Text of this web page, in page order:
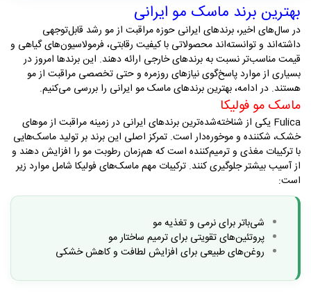
بهترین برند ماسک مو ایرانی
در سال‌های اخیر، برندهای ایرانی حوزه مراقبت از مو رشد قابل‌توجهی
داشته‌اند و توانسته‌اند محصولاتی با کیفیت رقابتی، فرمولاسیون‌های گیاهی و
قیمت مناسب‌تر نسبت به برندهای خارجی ارائه دهند. این برندها امروز در
بسیاری از موارد پاسخ‌گوی نیازهای روزمره و حتی تخصصی مراقبت از مو
هستند. در ادامه، بهترین برندهای ماسک مو ایرانی را بررسی می‌کنیم.
ماسک مو فولیکا
Fulica یکی از شناخته‌شده‌ترین برندهای ایرانی در زمینه مراقبت از موهای
خشک، شکننده و موخوره‌دار است. تمرکز اصلی این برند بر تولید ماسک‌هایی
با ترکیبات مغذی و ترمیم‌کننده است که هم‌زمان رطوبت مو را افزایش دهند و
از آسیب بیشتر جلوگیری کنند. ترکیبات مهم ماسک‌های فولیکا شامل موارد زیر
است:
شی‌باتر برای نرمی و تغذیه مو
پروتئین‌های تقویتی برای ترمیم ساختار مو
روغن‌های طبیعی برای افزایش لطافت و کاهش خشکی